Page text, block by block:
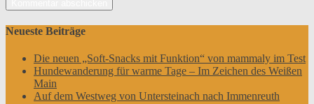
Neueste Beiträge
Die neuen „Soft-Snacks mit Funktion“ von mammaly im Test
Hundewanderung für warme Tage – Im Zeichen des Weißen
Main
Auf dem Westweg von Untersteinach nach Immenreuth